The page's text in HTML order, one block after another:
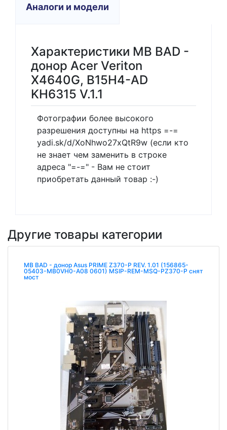
Аналоги и модели
Характеристики MB BAD -
донор Acer Veriton
X4640G, B15H4-AD
KH6315 V.1.1
Фотографии более высокого
разрешения доступны на https =-=
yadi.sk/d/XoNhwo27xQtR9w (если кто
не знает чем заменить в строке
адреса "=-=" - Вам не стоит
приобретать данный товар :-)
Другие товары категории
MB BAD - донор Asus PRIME Z370-P REV. 1.01 (156865-
05403-MB0VH0-A08 0601) MSIP-REM-MSQ-PZ370-P снят
мост